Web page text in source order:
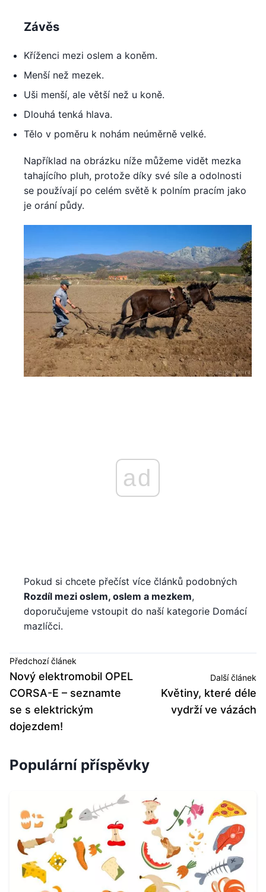
Závěs
Kříženci mezi oslem a koněm.
Menší než mezek.
Uši menší, ale větší než u koně.
Dlouhá tenká hlava.
Tělo v poměru k nohám neúměrně velké.
Například na obrázku níže můžeme vidět mezka
tahajícího pluh, protože díky své síle a odolnosti
se používají po celém světě k polním pracím jako
je orání půdy.
ad
Pokud si chcete přečíst více článků podobných
Rozdíl mezi oslem, oslem a mezkem,
doporučujeme vstoupit do naší kategorie Domácí
mazlíčci.
Předchozí článek
Nový elektromobil OPEL
CORSA-E – seznamte
se s elektrickým
dojezdem!
Další článek
Květiny, které déle
vydrží ve vázách
Populární příspěvky